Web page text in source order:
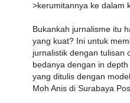
>kerumitannya ke dalam
Bukankah jurnalisme itu
yang kuat? Ini untuk
jurnalistik dengan tulisan
bedanya dengan in
yang ditulis dengan
Moh Anis di Surabaya